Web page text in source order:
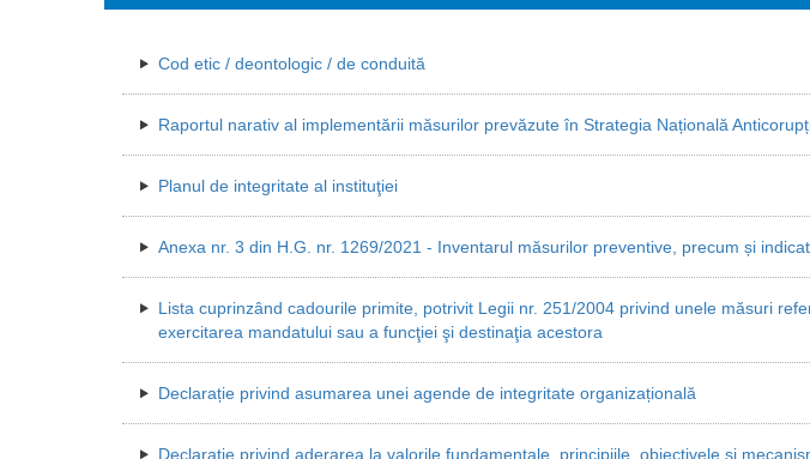
Cod etic / deontologic / de conduită
Raportul narativ al implementării măsurilor prevăzute în Strategia Națională
Planul de integritate al instituţiei
Anexa nr. 3 din H.G. nr. 1269/2021 - Inventarul măsurilor preventive, precum și
Lista cuprinzând cadourile primite, potrivit Legii nr. 251/2004 privind unele măsuri
exercitarea mandatului sau a funcţiei şi destinaţia acestora
Declarație privind asumarea unei agende de integritate organizațională
Declarație privind aderarea la valorile fundamentale, principiile, obiectivele și